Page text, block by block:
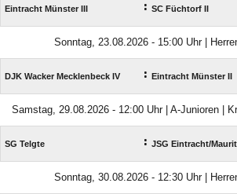
Eintracht Münster III : SC Füchtorf II
Sonntag, 23.08.2026 - 15:00 Uhr |
DJK Wacker Mecklenbeck IV : Eintracht Münster II
Samstag, 29.08.2026 - 12:00 Uhr | A-Junioren |
SG Telgte : JSG Eintracht/​
Sonntag, 30.08.2026 - 12:30 Uhr |